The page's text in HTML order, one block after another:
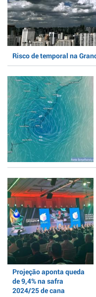
Risco de temporal na
Projeção aponta queda
de 9,4% na safra
2024/25 de cana